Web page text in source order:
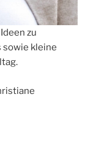
zu
kleine